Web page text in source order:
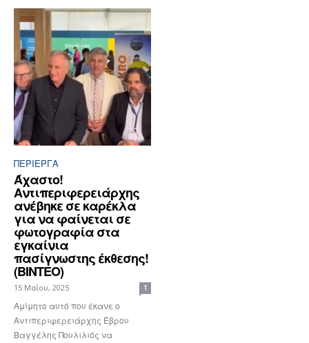
ΠΕΡΊΕΡΓΑ
Άχαστο!
Αντιπεριφερειάρχης
ανέβηκε σε καρέκλα
για να φαίνεται σε
φωτογραφία στα
εγκαίνια
πασίγνωστης έκθεσης!
(ΒΙΝΤΕΟ)
15 Μαΐου, 2025 1
Αμίμητο αυτό που έκανε ο
Αντιπεριφερειάρχης Έβρου
Βαγγέλης Πουλιλιός να